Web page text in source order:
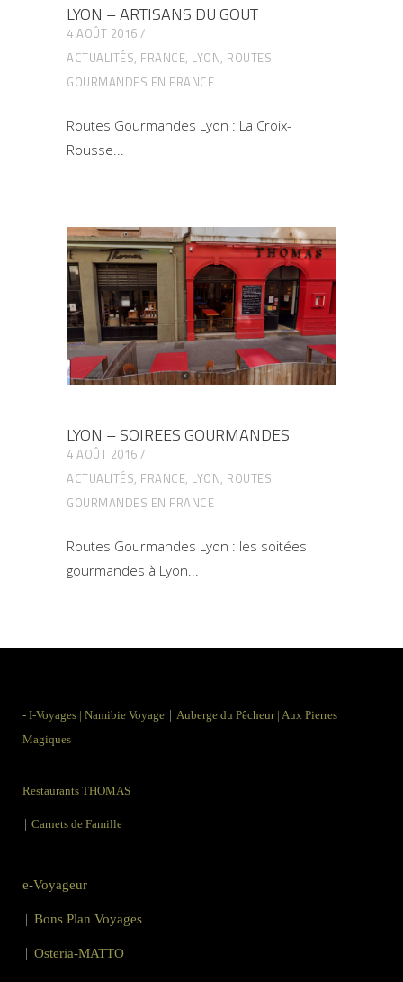
LYON – ARTISANS DU GOUT
4 AOÛT 2016
ACTUALITÉS, FRANCE, LYON, ROUTES
GOURMANDES EN FRANCE
Routes Gourmandes Lyon : La Croix-
Rousse
LYON – SOIREES GOURMANDES
4 AOÛT 2016
ACTUALITÉS, FRANCE, LYON, ROUTES
GOURMANDES EN FRANCE
Routes Gourmandes Lyon : les soitées
gourmandes à Lyon
- I-Voyages | Namibie Voyage | Auberge du Pêcheur | Aux Pierres
Magiques
Restaurants THOMAS
| Carnets de Famille
e-Voyageur
| Bons Plan Voyages
| Osteria-MATTO